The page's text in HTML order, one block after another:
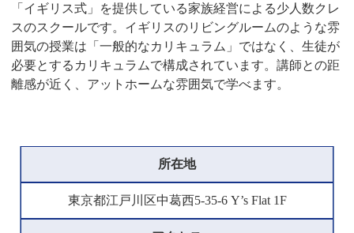
「イギリス式」を提供している家族経営による少人数クレ
スのスクールです。イギリスのリビングルームのような雰
囲気の授業は「一般的なカリキュラム」ではなく、生徒が
必要とするカリキュラムで構成されています。講師との距
離感が近く、アットホームな雰囲気で学べます。
所在地
東京都江戸川区中葛西5-35-6 Y’s Flat 1F